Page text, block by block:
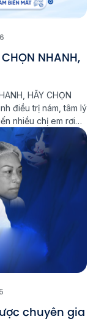
NHANH,
HÃY CHỌN
điều trị nám, tâm lý
nhiều chị em rơi
Tại Phòng khám
chuyên gia